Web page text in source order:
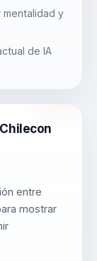
y
de IA
entre
mostrar